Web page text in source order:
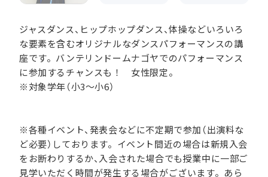
ジャスダンス、ヒップホップダンス、体操などいろいろ
な要素を含むオリジナルなダンスパフォーマンスの講
座です。バンテリンドームナゴヤでのパフォーマンス
に参加するチャンスも！ 女性限定。
※対象学年（小3～小6）
※各種イベント、発表会などに不定期で参加（出演料な
ど必要）しております。イベント間近の場合は新規入会
をお断わりするか、入会された場合でも授業中に一部ご
見学いただく時間が発生する場合がございます。あら